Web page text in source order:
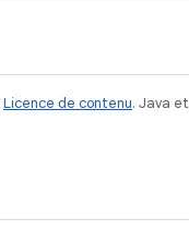
Licence de contenu. Java